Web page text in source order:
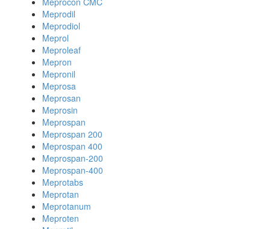
Meprodil
Meprodiol
Meprol
Meproleaf
Mepron
Mepronil
Meprosa
Meprosan
Meprosin
Meprospan
Meprospan 200
Meprospan 400
Meprospan-200
Meprospan-400
Meprotabs
Meprotan
Meprotanum
Meproten